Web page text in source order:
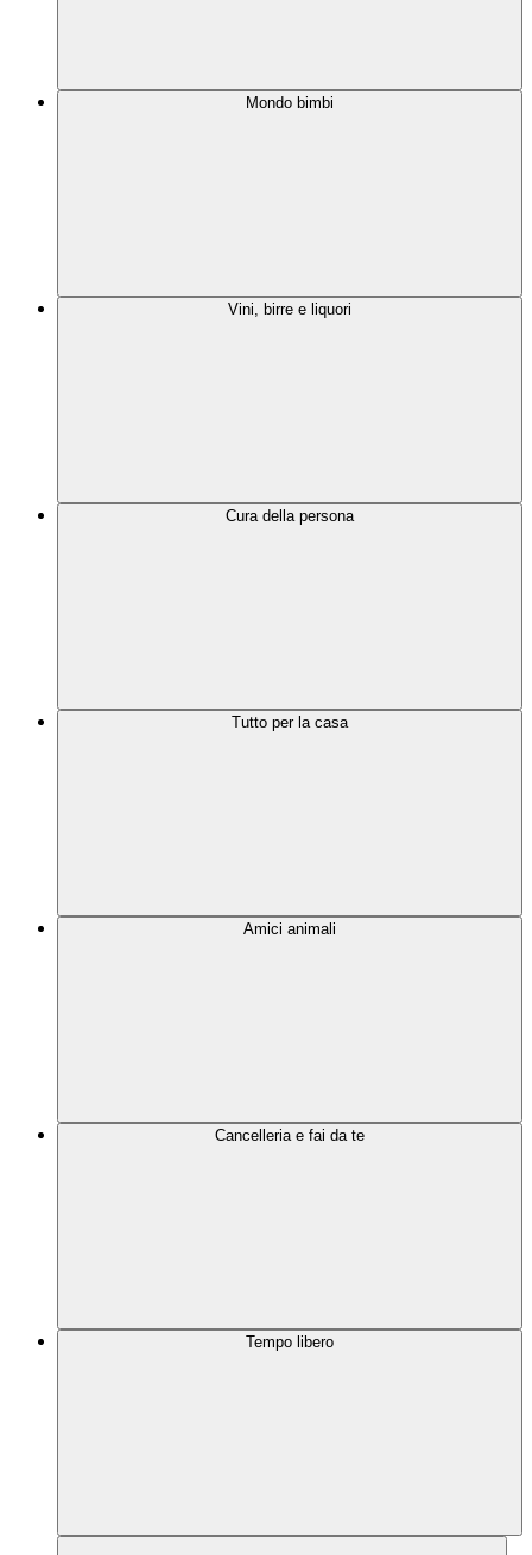
Mondo bimbi
Vini, birre e liquori
Cura della persona
Tutto per la casa
Amici animali
Cancelleria e fai da te
Tempo libero